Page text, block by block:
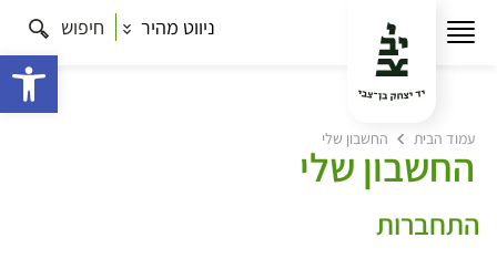
ניווט מהיר חיפוש
עמוד הבית החשבון שלי
החשבון שלי
התחברות